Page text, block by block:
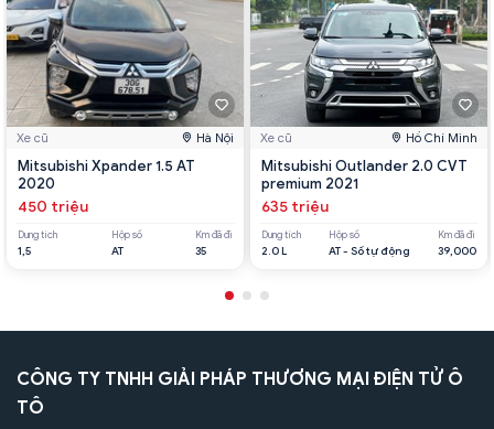
Xe cũ Hà Nội
Mitsubishi Xpander 1.5 AT
2020
450 triệu
Dung tích
1,5
Hộp số
AT
Km đã đi
35
Xe cũ Hồ Chí Minh
Mitsubishi Outlander 2.0 CVT
premium 2021
635 triệu
Dung tích
2.0 L
Hộp số
AT - Số tự động
Km đã đi
39,000
CÔNG TY TNHH GIẢI PHÁP THƯƠNG MẠI ĐIỆN TỬ Ô
TÔ